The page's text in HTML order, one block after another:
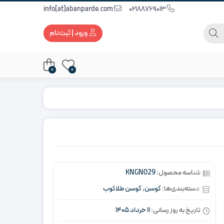
ورود | ثبت‌نام
0
0
شناسه محصول:KNGN029
دسته‌بندی‌ها:کوسن,کوسن طلاکوب
تاریخ به روز رسانی:11 خرداد 1405